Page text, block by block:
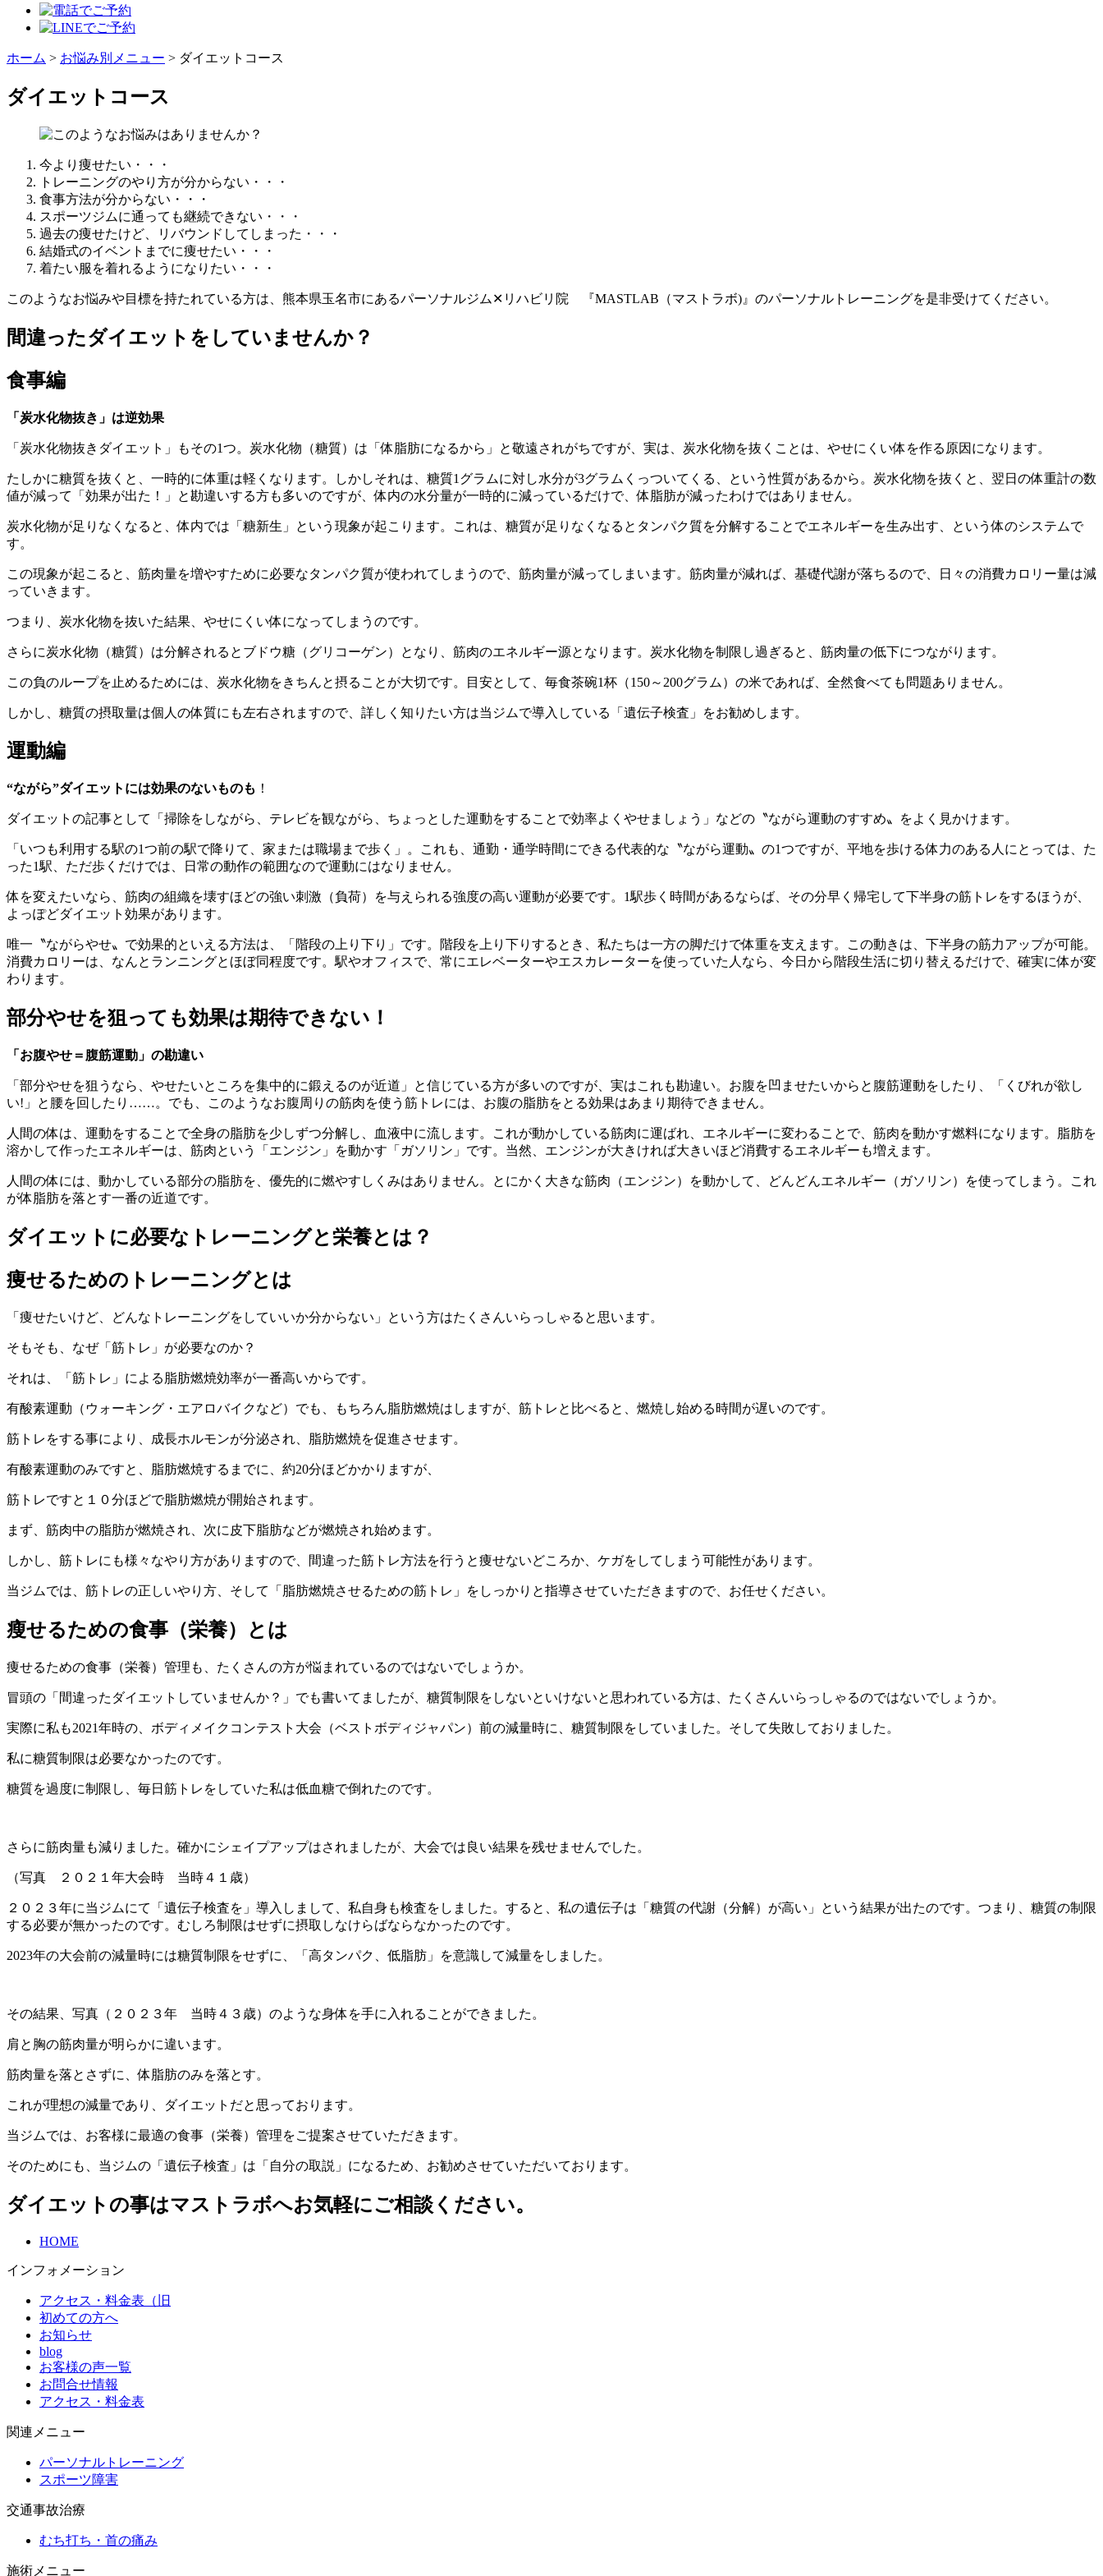
ホーム > お悩み別メニュー > ダイエットコース
ダイエットコース
今より痩せたい・・・
トレーニングのやり方が分からない・・・
食事方法が分からない・・・
スポーツジムに通っても継続できない・・・
過去の痩せたけど、リバウンドしてしまった・・・
結婚式のイベントまでに痩せたい・・・
着たい服を着れるようになりたい・・・
このようなお悩みや目標を持たれている方は、熊本県玉名市にあるパーソナルジム✕リハビリ院 『MASTLAB（マストラボ)』のパーソナルトレーニングを是非受けてください。
間違ったダイエットをしていませんか？
食事編
「炭水化物抜き」は逆効果
「炭水化物抜きダイエット」もその1つ。炭水化物（糖質）は「体脂肪になるから」と敬遠されがちですが、実は、炭水化物を抜くことは、やせにくい体を作る原因になります。
たしかに糖質を抜くと、一時的に体重は軽くなります。しかしそれは、糖質1グラムに対し水分が3グラムくっついてくる、という性質があるから。炭水化物を抜くと、翌日の体重計の数
値が減って「効果が出た！」と勘違いする方も多いのですが、体内の水分量が一時的に減っているだけで、体脂肪が減ったわけではありません。
炭水化物が足りなくなると、体内では「糖新生」という現象が起こります。これは、糖質が足りなくなるとタンパク質を分解することでエネルギーを生み出す、という体のシステムで
す。
この現象が起こると、筋肉量を増やすために必要なタンパク質が使われてしまうので、筋肉量が減ってしまいます。筋肉量が減れば、基礎代謝が落ちるので、日々の消費カロリー量は減
っていきます。
つまり、炭水化物を抜いた結果、やせにくい体になってしまうのです。
さらに炭水化物（糖質）は分解されるとブドウ糖（グリコーゲン）となり、筋肉のエネルギー源となります。炭水化物を制限し過ぎると、筋肉量の低下につながります。
この負のループを止めるためには、炭水化物をきちんと摂ることが大切です。目安として、毎食茶碗1杯（150～200グラム）の米であれば、全然食べても問題ありません。
しかし、糖質の摂取量は個人の体質にも左右されますので、詳しく知りたい方は当ジムで導入している「遺伝子検査」をお勧めします。
運動編
“ながら”ダイエットには効果のないものも ！
ダイエットの記事として「掃除をしながら、テレビを観ながら、ちょっとした運動をすることで効率よくやせましょう」などの〝ながら運動のすすめ〟をよく見かけます。
「いつも利用する駅の1つ前の駅で降りて、家または職場まで歩く」。これも、通勤・通学時間にできる代表的な〝ながら運動〟の1つですが、平地を歩ける体力のある人にとっては、た
った1駅、ただ歩くだけでは、日常の動作の範囲なので運動にはなりません。
体を変えたいなら、筋肉の組織を壊すほどの強い刺激（負荷）を与えられる強度の高い運動が必要です。1駅歩く時間があるならば、その分早く帰宅して下半身の筋トレをするほうが、
よっぽどダイエット効果があります。
唯一〝ながらやせ〟で効果的といえる方法は、「階段の上り下り」です。階段を上り下りするとき、私たちは一方の脚だけで体重を支えます。この動きは、下半身の筋力アップが可能。
消費カロリーは、なんとランニングとほぼ同程度です。駅やオフィスで、常にエレベーターやエスカレーターを使っていた人なら、今日から階段生活に切り替えるだけで、確実に体が変
わります。
部分やせを狙っても効果は期待できない！
「お腹やせ＝腹筋運動」の勘違い
「部分やせを狙うなら、やせたいところを集中的に鍛えるのが近道」と信じている方が多いのですが、実はこれも勘違い。お腹を凹ませたいからと腹筋運動をしたり、「くびれが欲し
い!」と腰を回したり……。でも、このようなお腹周りの筋肉を使う筋トレには、お腹の脂肪をとる効果はあまり期待できません。
人間の体は、運動をすることで全身の脂肪を少しずつ分解し、血液中に流します。これが動かしている筋肉に運ばれ、エネルギーに変わることで、筋肉を動かす燃料になります。脂肪を
溶かして作ったエネルギーは、筋肉という「エンジン」を動かす「ガソリン」です。当然、エンジンが大きければ大きいほど消費するエネルギーも増えます。
人間の体には、動かしている部分の脂肪を、優先的に燃やすしくみはありません。とにかく大きな筋肉（エンジン）を動かして、どんどんエネルギー（ガソリン）を使ってしまう。これ
が体脂肪を落とす一番の近道です。
ダイエットに必要なトレーニングと栄養とは？
痩せるためのトレーニングとは
「痩せたいけど、どんなトレーニングをしていいか分からない」という方はたくさんいらっしゃると思います。
そもそも、なぜ「筋トレ」が必要なのか？
それは、「筋トレ」による脂肪燃焼効率が一番高いからです。
有酸素運動（ウォーキング・エアロバイクなど）でも、もちろん脂肪燃焼はしますが、筋トレと比べると、燃焼し始める時間が遅いのです。
筋トレをする事により、成長ホルモンが分泌され、脂肪燃焼を促進させます。
有酸素運動のみですと、脂肪燃焼するまでに、約20分ほどかかりますが、
筋トレですと１０分ほどで脂肪燃焼が開始されます。
まず、筋肉中の脂肪が燃焼され、次に皮下脂肪などが燃焼され始めます。
しかし、筋トレにも様々なやり方がありますので、間違った筋トレ方法を行うと痩せないどころか、ケガをしてしまう可能性があります。
当ジムでは、筋トレの正しいやり方、そして「脂肪燃焼させるための筋トレ」をしっかりと指導させていただきますので、お任せください。
瘦せるための食事（栄養）とは
痩せるための食事（栄養）管理も、たくさんの方が悩まれているのではないでしょうか。
冒頭の「間違ったダイエットしていませんか？」でも書いてましたが、糖質制限をしないといけないと思われている方は、たくさんいらっしゃるのではないでしょうか。
実際に私も2021年時の、ボディメイクコンテスト大会（ベストボディジャパン）前の減量時に、糖質制限をしていました。そして失敗しておりました。
私に糖質制限は必要なかったのです。
糖質を過度に制限し、毎日筋トレをしていた私は低血糖で倒れたのです。
さらに筋肉量も減りました。確かにシェイプアップはされましたが、大会では良い結果を残せませんでした。
（写真 ２０２１年大会時 当時４１歳）
２０２３年に当ジムにて「遺伝子検査を」導入しまして、私自身も検査をしました。すると、私の遺伝子は「糖質の代謝（分解）が高い」という結果が出たのです。つまり、糖質の制限
する必要が無かったのです。むしろ制限はせずに摂取しなけらばならなかったのです。
2023年の大会前の減量時には糖質制限をせずに、「高タンパク、低脂肪」を意識して減量をしました。
その結果、写真（２０２３年 当時４３歳）のような身体を手に入れることができました。
肩と胸の筋肉量が明らかに違います。
筋肉量を落とさずに、体脂肪のみを落とす。
これが理想の減量であり、ダイエットだと思っております。
当ジムでは、お客様に最適の食事（栄養）管理をご提案させていただきます。
そのためにも、当ジムの「遺伝子検査」は「自分の取説」になるため、お勧めさせていただいております。
ダイエットの事はマストラボへお気軽にご相談ください。
HOME
インフォメーション
アクセス・料金表（旧
初めての方へ
お知らせ
blog
お客様の声一覧
お問合せ情報
アクセス・料金表
関連メニュー
パーソナルトレーニング
スポーツ障害
交通事故治療
むち打ち・首の痛み
施術メニュー